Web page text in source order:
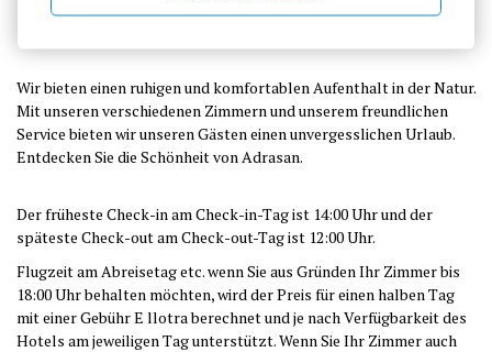
Wir bieten einen ruhigen und komfortablen Aufenthalt in der Natur.
Mit unseren verschiedenen Zimmern und unserem freundlichen
Service bieten wir unseren Gästen einen unvergesslichen Urlaub.
Entdecken Sie die Schönheit von Adrasan.
Der früheste Check-in am Check-in-Tag ist 14:00 Uhr und der
späteste Check-out am Check-out-Tag ist 12:00 Uhr.
Flugzeit am Abreisetag etc. wenn Sie aus Gründen Ihr Zimmer bis
18:00 Uhr behalten möchten, wird der Preis für einen halben Tag
mit einer Gebühr E llotra berechnet und je nach Verfügbarkeit des
Hotels am jeweiligen Tag unterstützt. Wenn Sie Ihr Zimmer auch